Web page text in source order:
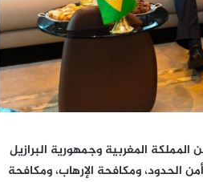
المغربية وجمهورية البرازيل
الحدود، ومكافحة الإرهاب، ومكافحة